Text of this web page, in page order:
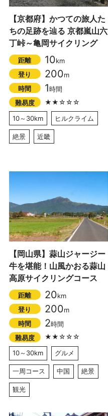
【京都府】かつての旅人た
ちの足跡を辿る 京都嵐山六
丁峠～亀岡サイクリング
距離 10km
登り
200m
時間
1時間
難易度
★★☆☆☆
10～30km
ヒルクライム
絶景 近畿
【岡山県】蒜山ジャージー
牛を堪能！山風かおる蒜山
高原サイクリングコース
距離 20km
登り
200m
時間
2時間
難易度
★★☆☆☆
10～30km
グルメ
一周コース 中国 絶景
観光